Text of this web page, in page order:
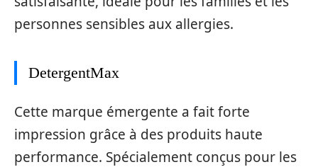
personnes sensibles aux allergies.
DetergentMax
Cette marque émergente a fait forte
impression grâce à des produits haute
performance. Spécialement conçus pour les